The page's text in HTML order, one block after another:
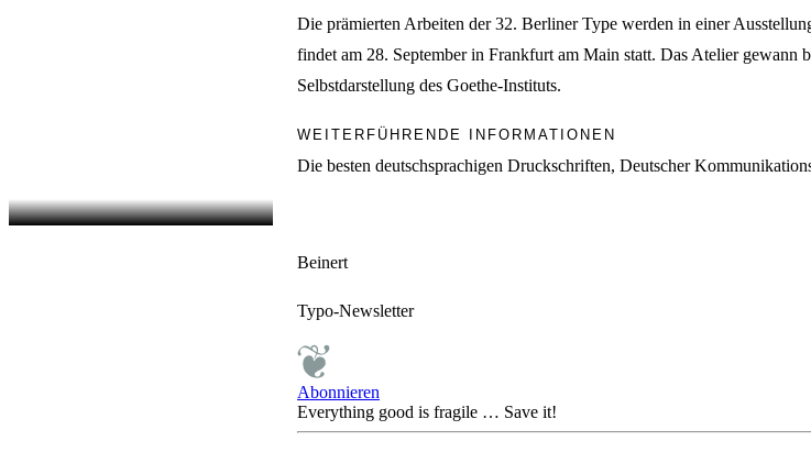
Die prämierten Arbeiten der 32. Berliner Type werden in einer
findet am 28. September in Frankfurt am Main statt. Das Atelier
Selbstdarstellung des Goethe-Instituts.
WEITERFÜHRENDE INFORMATIONEN
Die besten deutschsprachigen Druckschriften, Deutscher
Beinert
Typo-Newsletter
Abonnieren
Everything good is fragile … Save it!